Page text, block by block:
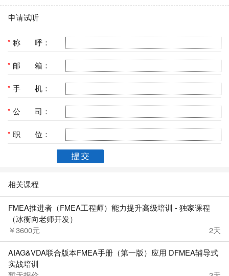
申请试听
* 称 呼：
* 邮 箱：
* 手 机：
* 公 司：
* 职 位：
相关课程
FMEA推进者（FMEA工程师）能力提升高级培训 - 独家课程
（冰衡向老师开发）
￥3600元
2天
AIAG&VDA联合版本FMEA手册（第一版）应用 DFMEA辅导式
实战培训